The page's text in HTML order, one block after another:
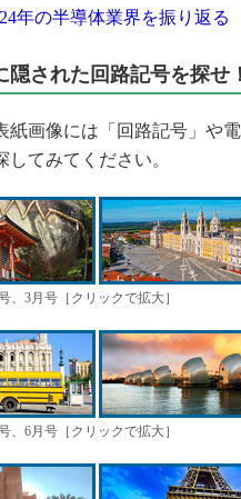
年の半導体業界を振り返る
隠された回路記号を探せ！
画像には「回路記号」や
てみてください。
、3月号［クリックで拡大］
、6月号［クリックで拡大］